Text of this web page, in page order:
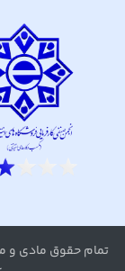
تمام حقوق مادی و